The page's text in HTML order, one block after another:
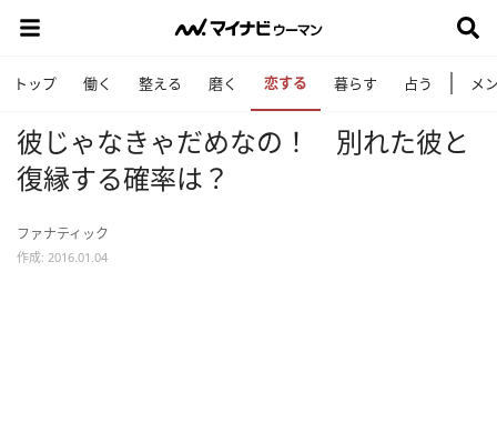
トップ 働く 整える 磨く 恋する 暮らす 占う メ
彼じゃなきゃだめなの！ 別れた彼と
復縁する確率は？
ファナティック
作成: 2016.01.04